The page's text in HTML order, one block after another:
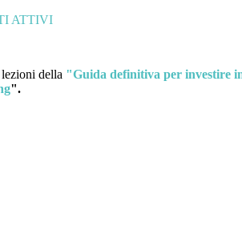
ATTIVI
della "Guida definitiva per investire
".